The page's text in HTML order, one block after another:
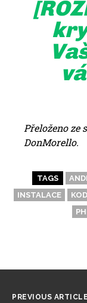
Přeloženo ze
DonMorello.
TAGS
INSTALACE
KOD
PREVIOUS ARTICLE